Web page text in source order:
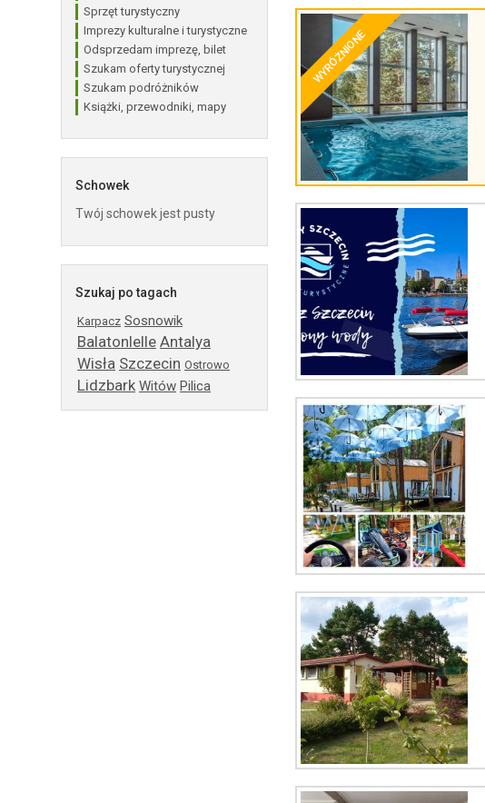
WYRÓŻNIONE
Sprzęt turystyczny
Imprezy kulturalne i turystyczne
Odsprzedam imprezę, bilet
Szukam oferty turystycznej
Szukam podróżników
Książki, przewodniki, mapy
Schowek
Twój schowek jest pusty
Szukaj po tagach
Karpacz Sosnowik
Balatonlelle Antalya
Wisła Szczecin Ostrowo
Lidzbark Witów Pilica